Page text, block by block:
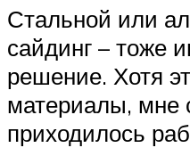
Стальной или
сайдинг – тоже
решение. Хотя
материалы, мне
приходилось